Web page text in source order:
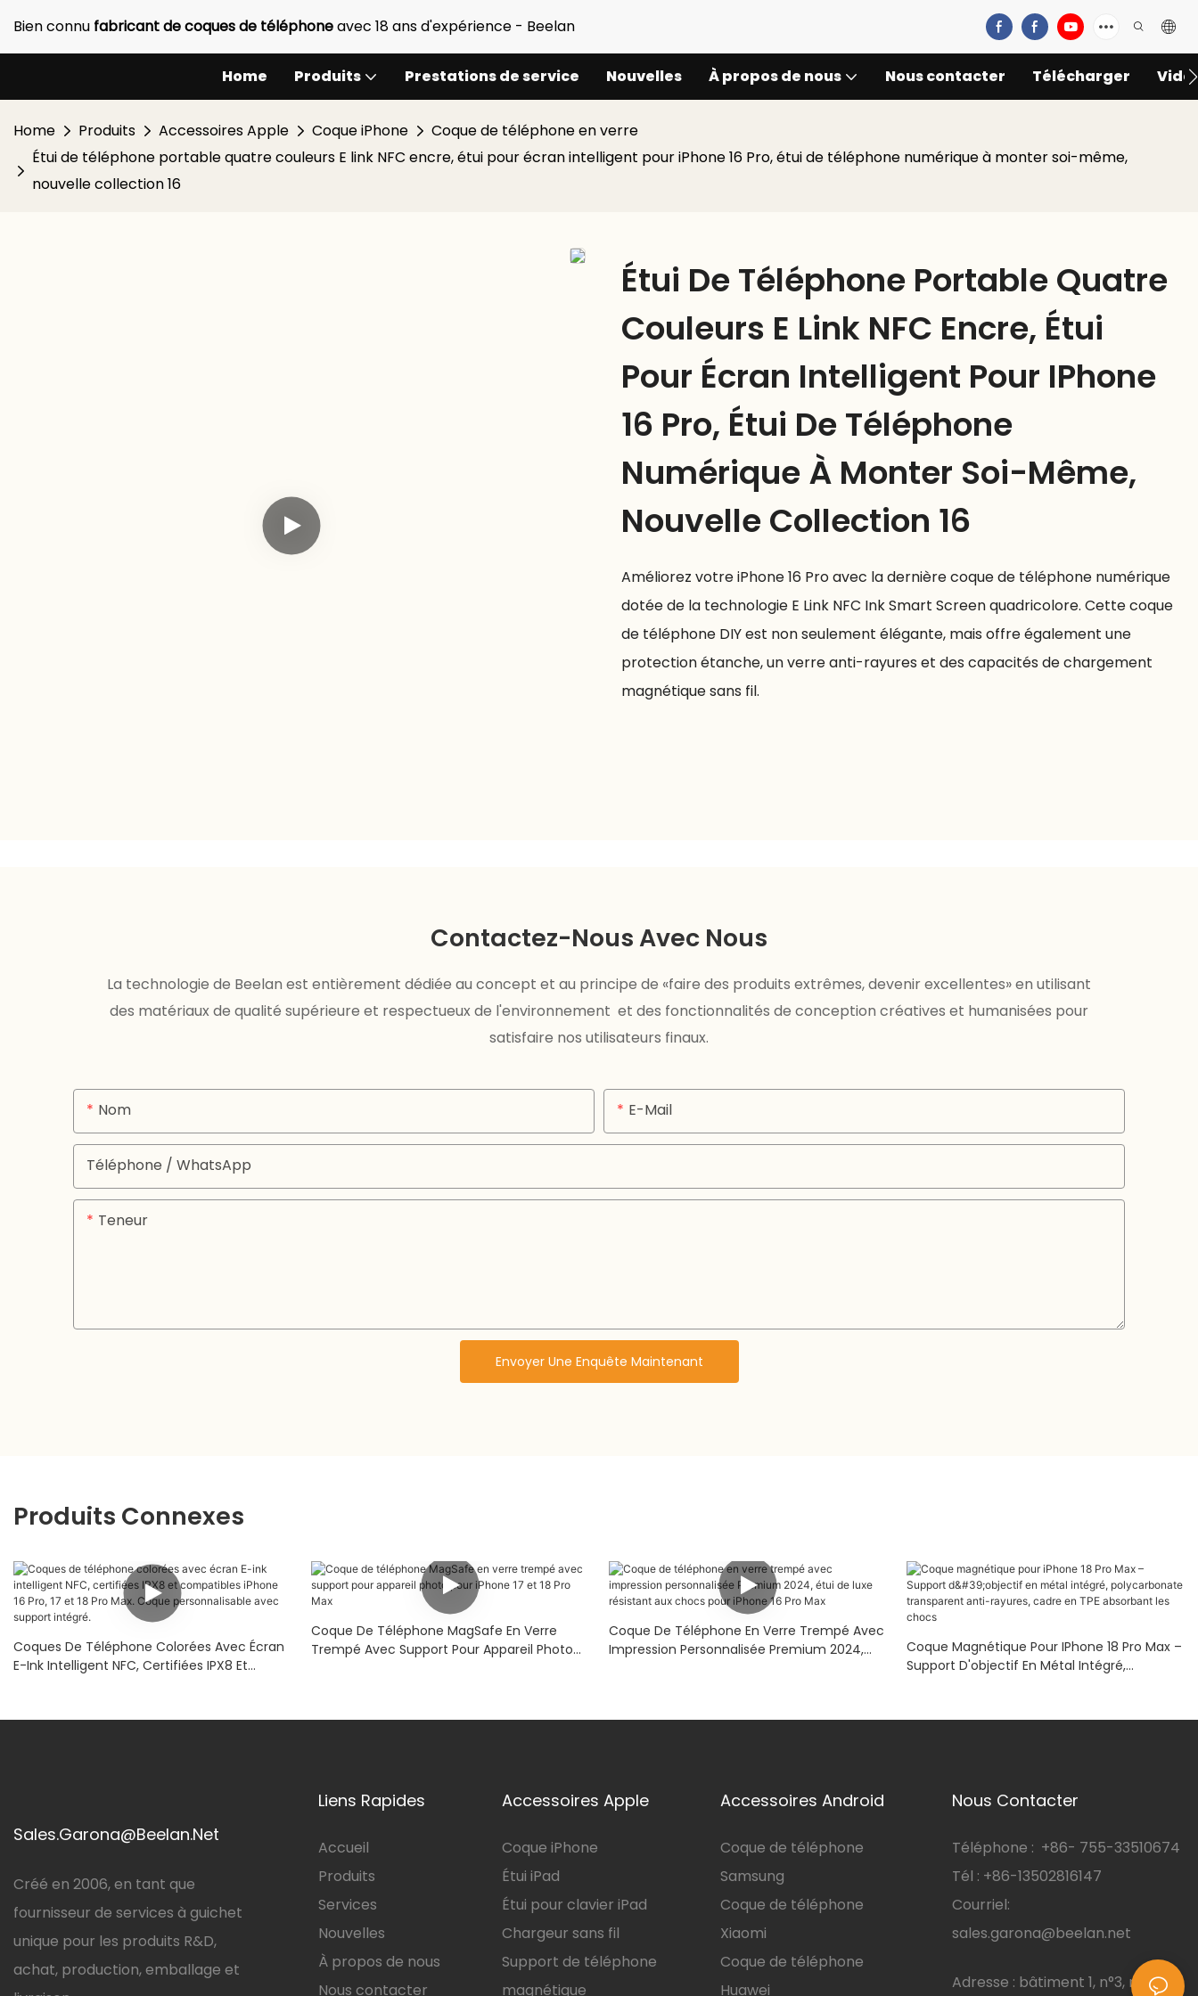
Bien connu fabricant de coques de téléphoneavec 18 ans d'expérience - Beelan
Home Produits Prestations de service Nouvelles À propos de nous Nous contacter Télécharger
Home Produits Accessoires Apple Coque iPhone
Coque de téléphone en verre
Étui de téléphone portable quatre couleurs E link NFC encre, étui pour écran intelligent pour iPhone 16 Pro, étui de téléphone numérique à monter soi-même,
nouvelle collection 16
Étui De Téléphone Portable Quatre
Couleurs E Link NFC Encre, Étui
Pour Écran Intelligent Pour IPhone
16 Pro, Étui De Téléphone
Numérique À Monter Soi-Même,
Nouvelle Collection 16
Améliorez votre iPhone 16 Pro avec la dernière coque de téléphone numérique
dotée de la technologie E Link NFC Ink Smart Screen quadricolore. Cette coque
de téléphone DIY est non seulement élégante, mais offre également une
protection étanche, un verre anti-rayures et des capacités de chargement
magnétique sans fil.
Contactez-Nous Avec Nous
La technologie de Beelan est entièrement dédiée au concept et au principe de «faire des produits extrêmes, devenir excellentes» en utilisant
des matériaux de qualité supérieure et respectueux de l'environnement et des fonctionnalités de conception créatives et humanisées pour
satisfaire nos utilisateurs finaux.
Nom E-Mail
Téléphone / WhatsApp
Teneur
Envoyer Une Enquête Maintenant
Produits Connexes
Coques De Téléphone Colorées Avec Écran
E-Ink Intelligent NFC, Certifiées IPX8 Et
Intégré.
Coque De Téléphone MagSafe En Verre
Trempé Avec Support Pour Appareil Photo
Coque De Téléphone En Verre Trempé Avec
Impression Personnalisée Premium 2024,
Coque Magnétique Pour IPhone 18 Pro Max –
Support D'objectif En Métal Intégré,
Sales.Garona@Beelan.Net
Créé en 2006, en tant que
fournisseur de services à guichet
unique pour les produits R&D,
achat, production, emballage et
Liens Rapides
Accueil
Produits
Services
Nouvelles
À propos de nous
Nous contacter
Accessoires Apple
Coque iPhone
Étui iPad
Étui pour clavier iPad
Chargeur sans fil
Support de téléphone
magnétique
Accessoires Android
Coque de téléphone
Samsung
Coque de téléphone
Xiaomi
Coque de téléphone
Huawei
Nous Contacter
Téléphone : +86- 755-33510674
Tél : +86-13502816147
Courriel:
sales.garona@beelan.net
Adresse : bâtiment 1, n°3, route